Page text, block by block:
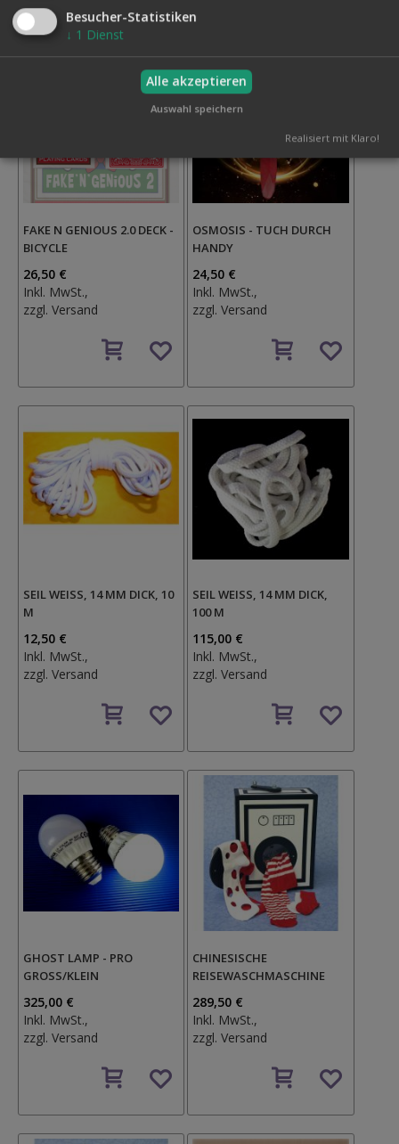
FAKE N GENIOUS 2.0 DECK -
BICYCLE
26,50 €
Inkl. MwSt.,
zzgl. Versand
den
OSMOSIS - TUCH DURCH
HANDY
24,50 €
Inkl. MwSt.,
zzgl.Versand
den
SEIL WEISS, 14 MM DICK, 10 M
12,50 €
Inkl. MwSt.,
zzgl. Versand
den
SEIL WEISS, 14 MM DICK, 1
00 M
115,00 €
Inkl. MwSt.,
zzgl.Versand
den
GHOST LAMP - PRO
GROSS/KLEIN
325,00 €
Inkl. MwSt.,
zzgl. Versand
den
CHINESISCHE
REISEWASCHMASCHINE
289,50 €
Inkl. MwSt.,
zzgl.Versand
den
Besucher-Statistiken
↓ 1 Dienst
Alle akzeptieren
Auswahl speichern
Realisiert mit Klaro!